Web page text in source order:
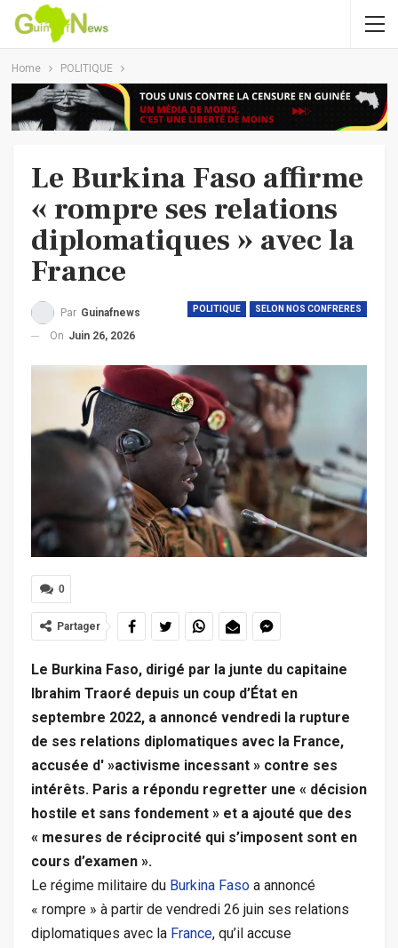
Home POLITIQUE
Le Burkina Faso affirme
« rompre ses relations
diplomatiques » avec la
France
POLITIQUE SELON NOS CONFRERES
Par Guinafnews
On Juin 26, 2026
0
Partager
Le Burkina Faso, dirigé par la junte du capitaine
Ibrahim Traoré depuis un coup d’État en
septembre 2022, a annoncé vendredi la rupture
de ses relations diplomatiques avec la France,
accusée d' »activisme incessant » contre ses
intérêts. Paris a répondu regretter une « décision
hostile et sans fondement » et a ajouté que des
« mesures de réciprocité qui s’imposent sont en
cours d’examen ».
Le régime militaire du Burkina Faso a annoncé
« rompre » à partir de vendredi 26 juin ses relations
diplomatiques avec la France, qu’il accuse